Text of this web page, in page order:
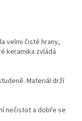
velmi čisté hrany,
keramika zvládá
Materiál drží
nečistot a dobře se